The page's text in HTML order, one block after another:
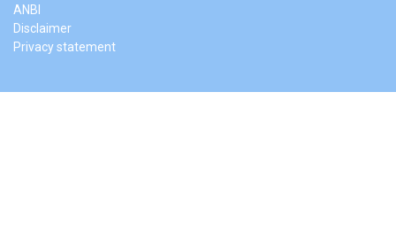
ANBI
Disclaimer
Privacy statement